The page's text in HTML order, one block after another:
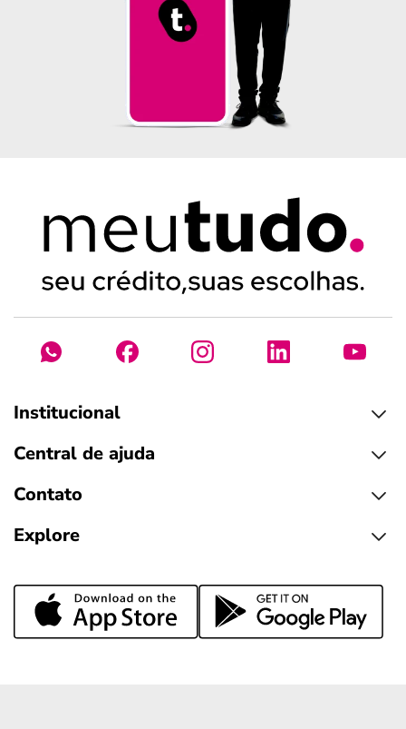
Institucional
Central de ajuda
Contato
Explore